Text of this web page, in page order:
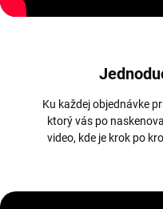
Ku každej objednávke
ktorý vás po
video, kde je krok po